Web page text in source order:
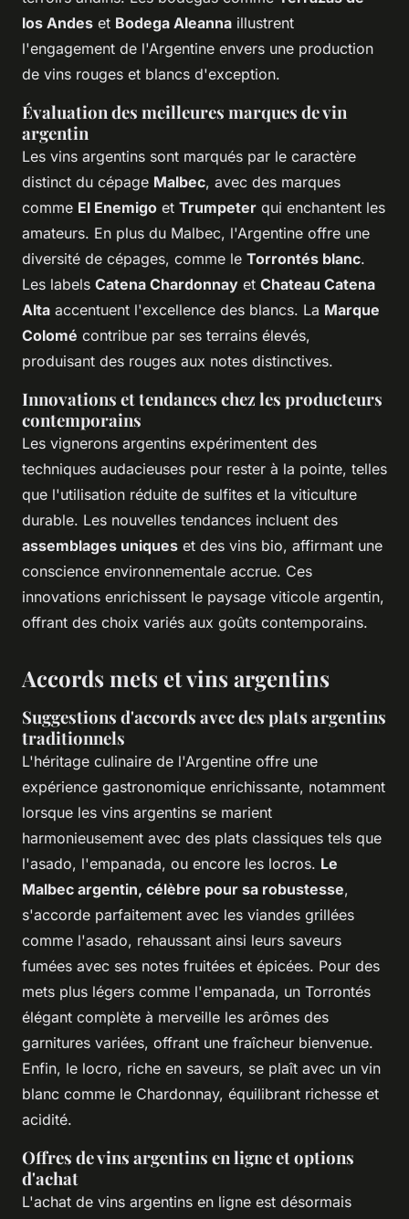
los Andes et Bodega Aleanna illustrent
l'engagement de l'Argentine envers une production
de vins rouges et blancs d'exception.
Évaluation des meilleures marques de vin
argentin
Les vins argentins sont marqués par le caractère
distinct du cépage Malbec, avec des marques
comme El Enemigo et Trumpeter qui enchantent les
amateurs. En plus du Malbec, l'Argentine offre une
diversité de cépages, comme le Torrontés blanc.
Les labels Catena Chardonnay et Chateau Catena
Alta accentuent l'excellence des blancs. La Marque
Colomé contribue par ses terrains élevés,
produisant des rouges aux notes distinctives.
Innovations et tendances chez les producteurs
contemporains
Les vignerons argentins expérimentent des
techniques audacieuses pour rester à la pointe, telles
que l'utilisation réduite de sulfites et la viticulture
durable. Les nouvelles tendances incluent des
assemblages uniques et des vins bio, affirmant une
conscience environnementale accrue. Ces
innovations enrichissent le paysage viticole argentin,
offrant des choix variés aux goûts contemporains.
Accords mets et vins argentins
Suggestions d'accords avec des plats argentins
traditionnels
L'héritage culinaire de l'Argentine offre une
expérience gastronomique enrichissante, notamment
lorsque les vins argentins se marient
harmonieusement avec des plats classiques tels que
l'asado, l'empanada, ou encore les locros. Le
Malbec argentin, célèbre pour sa robustesse,
s'accorde parfaitement avec les viandes grillées
comme l'asado, rehaussant ainsi leurs saveurs
fumées avec ses notes fruitées et épicées. Pour des
mets plus légers comme l'empanada, un Torrontés
élégant complète à merveille les arômes des
garnitures variées, offrant une fraîcheur bienvenue.
Enfin, le locro, riche en saveurs, se plaît avec un vin
blanc comme le Chardonnay, équilibrant richesse et
acidité.
Offres de vins argentins en ligne et options
d'achat
L'achat de vins argentins en ligne est désormais